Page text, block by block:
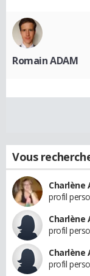
Romain ADAM
Vous
Charlène
profil
Charlène
profil
Charlène
profil